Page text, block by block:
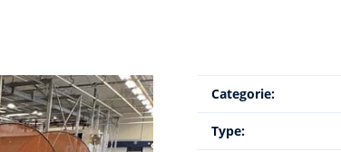
Categorie:
Type: